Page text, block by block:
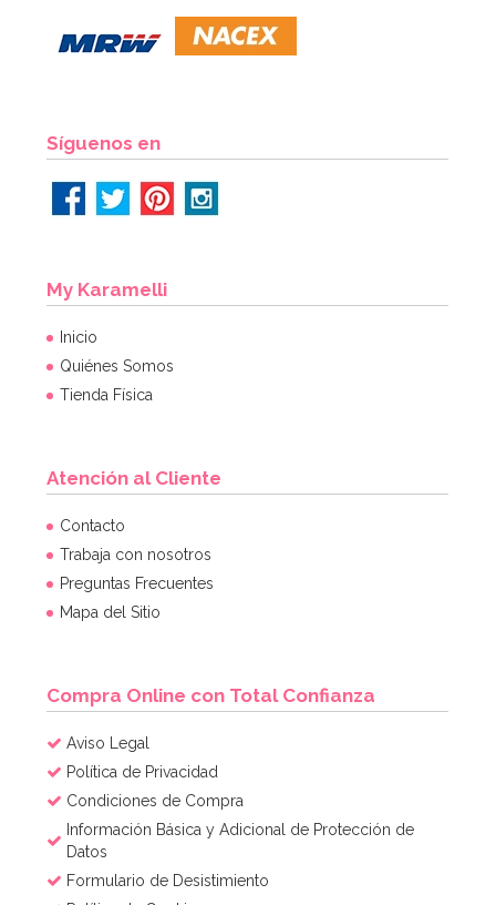
Síguenos en
My Karamelli
Inicio
Quiénes Somos
Tienda Física
Atención al Cliente
Contacto
Trabaja con nosotros
Preguntas Frecuentes
Mapa del Sitio
Compra Online con Total Confianza
Aviso Legal
Política de Privacidad
Condiciones de Compra
Información Básica y Adicional de Protección de
Datos
Formulario de Desistimiento